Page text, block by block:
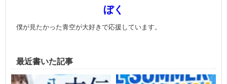
ぼく
僕が見たかった青空が大好きで応援しています。
最近書いた記事